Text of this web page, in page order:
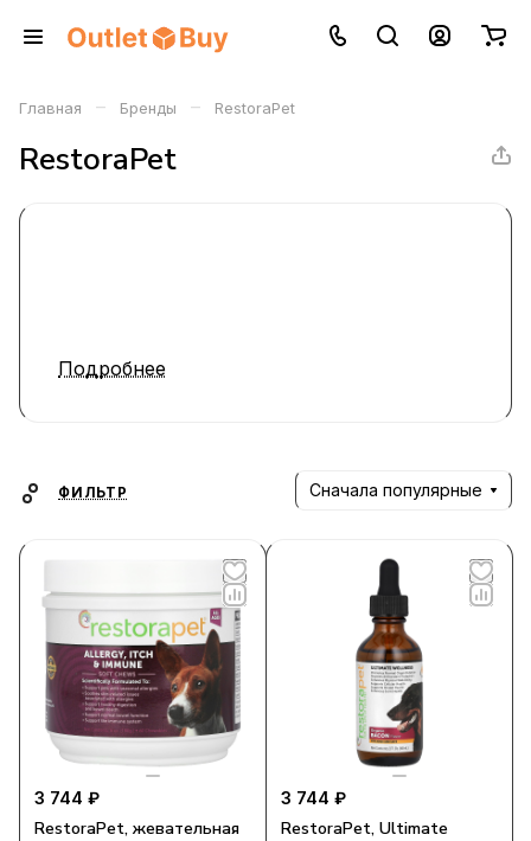
Главная – Бренды – RestoraPet
RestoraPet
Подробнее
ФИЛЬТР Сначала популярные
3 744 ₽
RestoraPet, жевательная
3 744 ₽
RestoraPet, Ultimate